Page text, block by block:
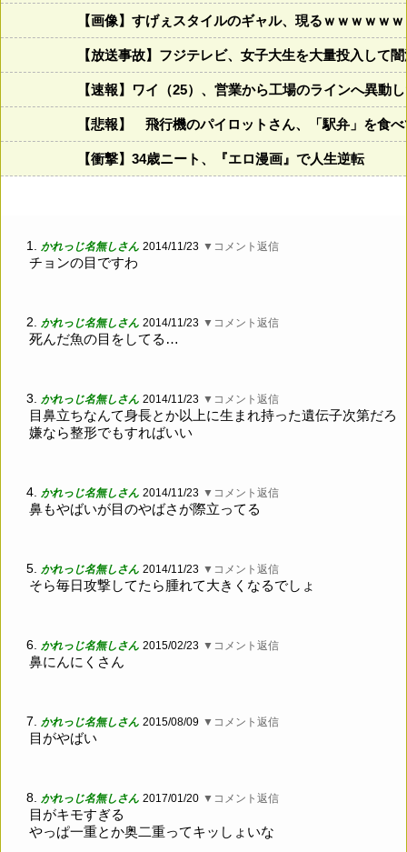
【画像】すげぇスタイルのギャル、現るｗｗｗｗｗ
【放送事故】フジテレビ、女子大生を大量投入して
【速報】ワイ（25）、営業から工場のラインへ異動
【悲報】 飛行機のパイロットさん、「駅弁」を食
【衝撃】34歳ニート、『エロ漫画』で人生逆転
1. かれっじ名無しさん 2014/11/23 ▼コメント返信
チョンの目ですわ
2. かれっじ名無しさん 2014/11/23 ▼コメント返信
死んだ魚の目をしてる…
3. かれっじ名無しさん 2014/11/23 ▼コメント返信
目鼻立ちなんて身長とか以上に生まれ持った遺伝子次第だろ
嫌なら整形でもすればいい
4. かれっじ名無しさん 2014/11/23 ▼コメント返信
鼻もやばいが目のやばさが際立ってる
5. かれっじ名無しさん 2014/11/23 ▼コメント返信
そら毎日攻撃してたら腫れて大きくなるでしょ
6. かれっじ名無しさん 2015/02/23 ▼コメント返信
鼻にんにくさん
7. かれっじ名無しさん 2015/08/09 ▼コメント返信
目がやばい
8. かれっじ名無しさん 2017/01/20 ▼コメント返信
目がキモすぎる
やっぱ一重とか奥二重ってキッしょいな